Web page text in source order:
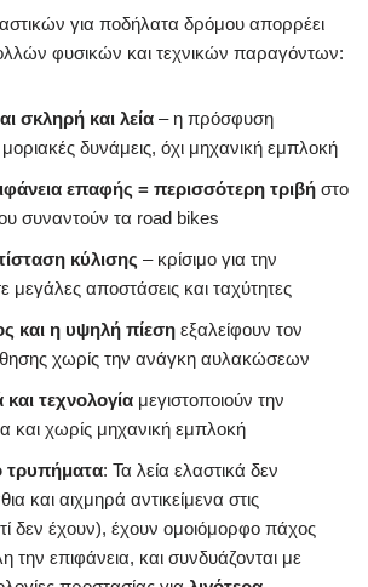
για ποδήλατα δρόμου απορρέει
φυσικών και τεχνικών παραγόντων:
σκληρή και λεία – η πρόσφυση
δυνάμεις, όχι μηχανική εμπλοκή
επαφής = περισσότερη τριβή στο
συναντούν τα road bikes
κύλισης – κρίσιμο για την
μεγάλες αποστάσεις και ταχύτητες
και η υψηλή πίεση εξαλείφουν τον
χωρίς την ανάγκη αυλακώσεων
τεχνολογία μεγιστοποιούν την
χωρίς μηχανική εμπλοκή
τρυπήματα: Τα λεία ελαστικά δεν
και αιχμηρά αντικείμενα στις
δεν έχουν), έχουν ομοιόμορφο πάχος
την επιφάνεια, και συνδυάζονται με